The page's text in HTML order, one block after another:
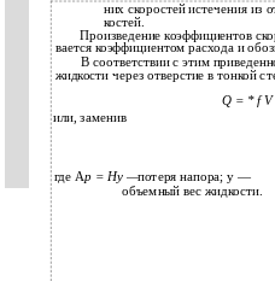
них скоростей истечения из
костей.
Произведение коэффициентов
вается коэффициентом расхода и
В соответствии с этим
жидкости через отверстие в тонкой
Q = * f
или, заменив
где Ар = Ну —потеря напора; у —
объемный вес жидкости.